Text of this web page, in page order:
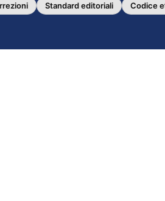
Standard editoriali Codice